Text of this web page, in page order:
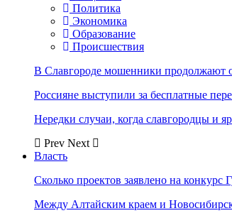
Политика
Экономика
Образование
Происшествия
В Славгороде мошенники продолжают
Россияне выступили за бесплатные
Нередки случаи, когда славгородцы и
Prev Next
Власть
Сколько проектов заявлено на конкурс
Между Алтайским краем и